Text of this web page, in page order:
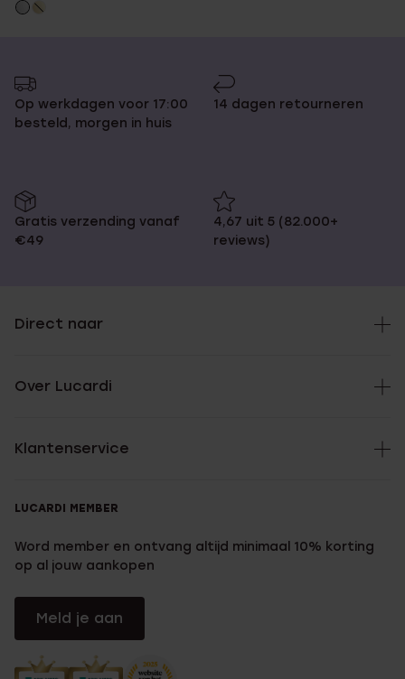
Op werkdagen voor 17:00
besteld, morgen in huis
14 dagen retourneren
Gratis verzending vanaf
€49
4,67 uit 5 (82.000+
reviews)
Direct naar
Over Lucardi
Klantenservice
LUCARDI MEMBER
Word member en ontvang altijd minimaal 10% korting
op al jouw aankopen
Meld je aan